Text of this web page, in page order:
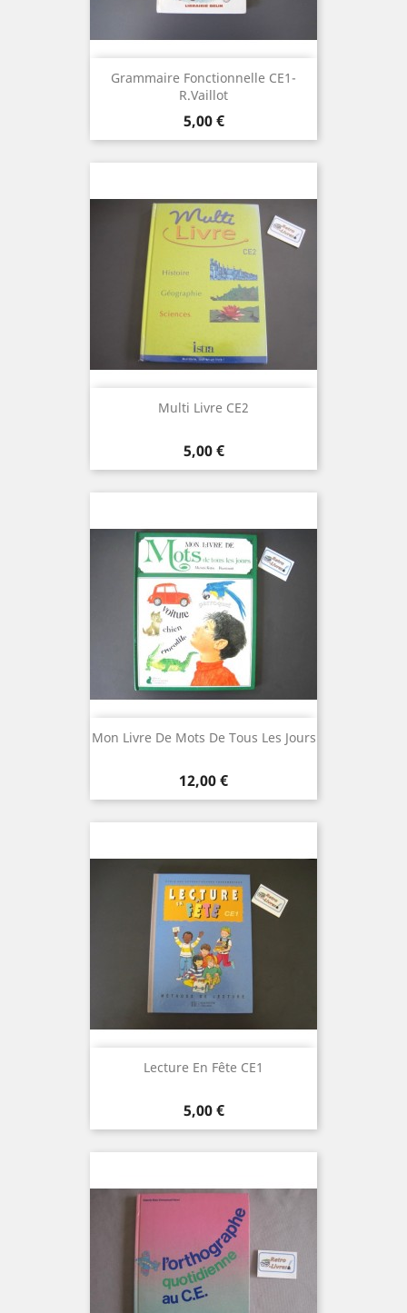
Grammaire Fonctionnelle CE1-
R.Vaillot
Prix
5,00 €
Multi Livre CE2
Prix
5,00 €
Mon Livre De Mots De Tous Les Jours
Prix
12,00 €
Lecture En Fête CE1
Prix
5,00 €